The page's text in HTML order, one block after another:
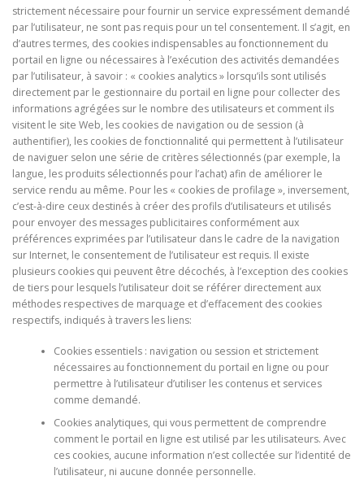
strictement nécessaire pour fournir un service expressément demandé
par l’utilisateur, ne sont pas requis pour un tel consentement. Il s’agit, en
d’autres termes, des cookies indispensables au fonctionnement du
portail en ligne ou nécessaires à l’exécution des activités demandées
par l’utilisateur, à savoir : « cookies analytics » lorsqu’ils sont utilisés
directement par le gestionnaire du portail en ligne pour collecter des
informations agrégées sur le nombre des utilisateurs et comment ils
visitent le site Web, les cookies de navigation ou de session (à
authentifier), les cookies de fonctionnalité qui permettent à l’utilisateur
de naviguer selon une série de critères sélectionnés (par exemple, la
langue, les produits sélectionnés pour l’achat) afin de améliorer le
service rendu au même. Pour les « cookies de profilage », inversement,
c’est-à-dire ceux destinés à créer des profils d’utilisateurs et utilisés
pour envoyer des messages publicitaires conformément aux
préférences exprimées par l’utilisateur dans le cadre de la navigation
sur Internet, le consentement de l’utilisateur est requis. Il existe
plusieurs cookies qui peuvent être décochés, à l’exception des cookies
de tiers pour lesquels l’utilisateur doit se référer directement aux
méthodes respectives de marquage et d’effacement des cookies
respectifs, indiqués à travers les liens:
Cookies essentiels : navigation ou session et strictement
nécessaires au fonctionnement du portail en ligne ou pour
permettre à l’utilisateur d’utiliser les contenus et services
comme demandé.
Cookies analytiques, qui vous permettent de comprendre
comment le portail en ligne est utilisé par les utilisateurs. Avec
ces cookies, aucune information n’est collectée sur l’identité de
l’utilisateur, ni aucune donnée personnelle.